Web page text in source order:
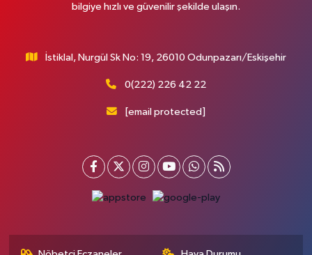
bilgiye hızlı ve güvenilir şekilde ulaşın.
İstiklal, Nurgül Sk No: 19, 26010 Odunpazarı/Eskişehir
0(222) 226 42 22
[email protected]